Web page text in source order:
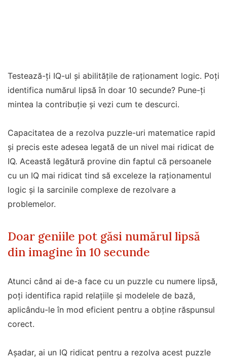
Testează-ți IQ-ul și abilitățile de raționament logic. Poți
identifica numărul lipsă în doar 10 secunde? Pune-ți
mintea la contribuție și vezi cum te descurci.
Capacitatea de a rezolva puzzle-uri matematice rapid
și precis este adesea legată de un nivel mai ridicat de
IQ. Această legătură provine din faptul că persoanele
cu un IQ mai ridicat tind să exceleze la raționamentul
logic și la sarcinile complexe de rezolvare a
problemelor.
Doar geniile pot găsi numărul lipsă
din imagine în 10 secunde
Atunci când ai de-a face cu un puzzle cu numere lipsă,
poți identifica rapid relațiile și modelele de bază,
aplicându-le în mod eficient pentru a obține răspunsul
corect.
Așadar, ai un IQ ridicat pentru a rezolva acest puzzle